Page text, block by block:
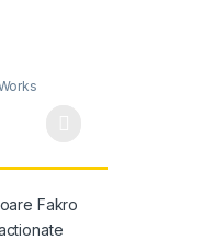
€ până la 258,00
alese în pagina produsului.
de prețuri:
mai multe variații.